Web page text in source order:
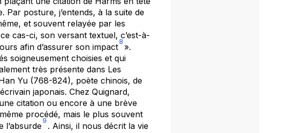
Par posture, j’entends, à la suite de
et souvent relayée par les
cas-ci, son versant textuel, c’est-à-
afin d’assurer son impact
8
».
soigneusement choisies et qui
très présente dans Les
Yu (768-824), poète chinois, de
japonais. Chez Quignard,
citation ou encore à une brève
procédé, mais le plus souvent
l’absurde
9
. Ainsi, il nous décrit la vie